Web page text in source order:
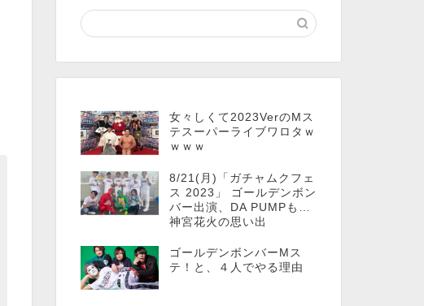
女々しくて2023VerのMス
テスーパーライブワロタｗ
ｗｗｗ
8/21(月)「ガチャムクフェ
ス 2023」 ゴールデンボン
バー出演、DA PUMPも…
神宮花火の思い出
ゴールデンボンバーMス
テ！と、４人でやる理由